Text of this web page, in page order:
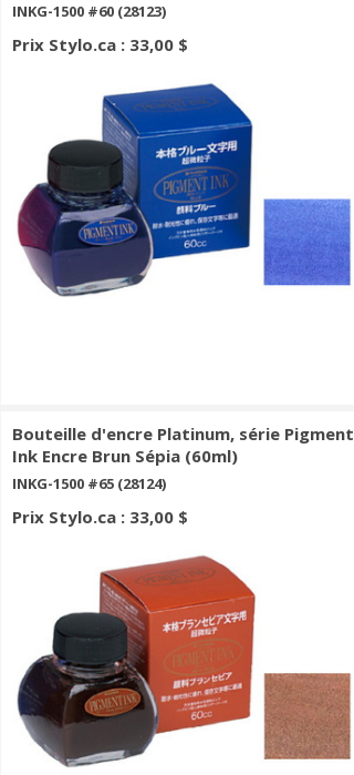
INKG-1500 #60 (28123)
Prix Stylo.ca : 33,00 $
Bouteille d'encre Platinum, série Pigment
Ink Encre Brun Sépia (60ml)
INKG-1500 #65 (28124)
Prix Stylo.ca : 33,00 $